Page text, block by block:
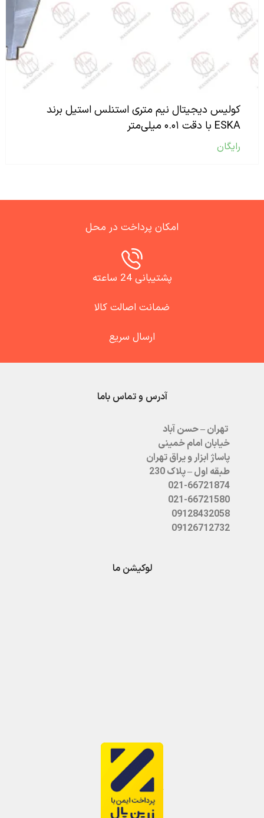
کولیس دیجیتال نیم متری استنلس استیل برند
ESKA با دقت ۰.۰۱ میلی‌متر
رایگان
امکان پرداخت در محل
پشتیبانی 24 ساعته
ضمانت اصالت کالا
ارسال سریع
آدرس و تماس باما
تهران – حسن آباد
خیابان امام خمینی
پاساژ ابزار و یراق تهران
طبقه اول – پلاک 230
021-66721874
021-66721580
09128432058
09126712732
لوکیشن ما